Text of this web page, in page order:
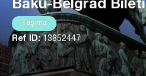
Baku-Belgrad Bileti
Taşıma
Ref ID:13852447